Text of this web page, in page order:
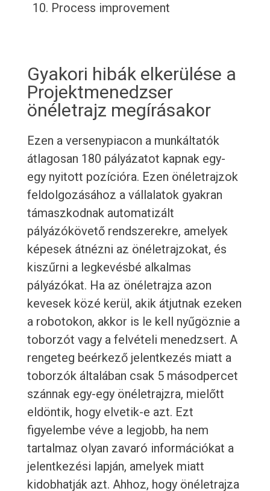
Process improvement
Gyakori hibák elkerülése a
Projektmenedzser
önéletrajz megírásakor
Ezen a versenypiacon a munkáltatók
átlagosan 180 pályázatot kapnak egy-
egy nyitott pozícióra. Ezen önéletrajzok
feldolgozásához a vállalatok gyakran
támaszkodnak automatizált
pályázókövető rendszerekre, amelyek
képesek átnézni az önéletrajzokat, és
kiszűrni a legkevésbé alkalmas
pályázókat. Ha az önéletrajza azon
kevesek közé kerül, akik átjutnak ezeken
a robotokon, akkor is le kell nyűgöznie a
toborzót vagy a felvételi menedzsert. A
rengeteg beérkező jelentkezés miatt a
toborzók általában csak 5 másodpercet
szánnak egy-egy önéletrajzra, mielőtt
eldöntik, hogy elvetik-e azt. Ezt
figyelembe véve a legjobb, ha nem
tartalmaz olyan zavaró információkat a
jelentkezési lapján, amelyek miatt
kidobhatják azt. Ahhoz, hogy önéletrajza